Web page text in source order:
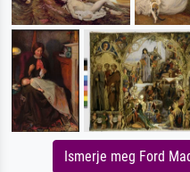
Ismerje meg Ford